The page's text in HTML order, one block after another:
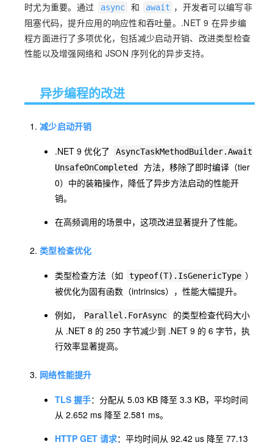
时尤为重要。通过
async 和 await ，开发者可以编写非
阻塞代码，提升应用的响应性和吞吐量。.NET 9 在异步编
程方面进行了多项优化，包括减少启动开销、改进类型检查
性能以及增强网络和 JSON 序列化的异步支持。
异步编程的改进
减少启动开销
.NET 9 优化了
AsyncTaskMethodBuilder.Await
UnsafeOnCompleted
方法，移除了即时编译（tier
0）中的装箱操作，降低了异步方法启动的性能开
销。
在高频调用的场景中，这项改进显著提升了性能。
类型检查优化
类型检查方法（如 typeof(T).IsGenericType ）
被优化为固有函数（intrinsics），性能大幅提升。
例如，
Parallel.ForAsync
的类型检查代码大小
从 .NET 8 的 250 字节减少到 .NET 9 的 6 字节，执
行效率显著提高。
网络性能提升
TLS 握手：分配从 5.03 KB 降至 3.3 KB，平均时间
从 2.652 ms 降至 2.581 ms。
HTTP GET 请求：平均时间从 92.42 us 降至 77.13